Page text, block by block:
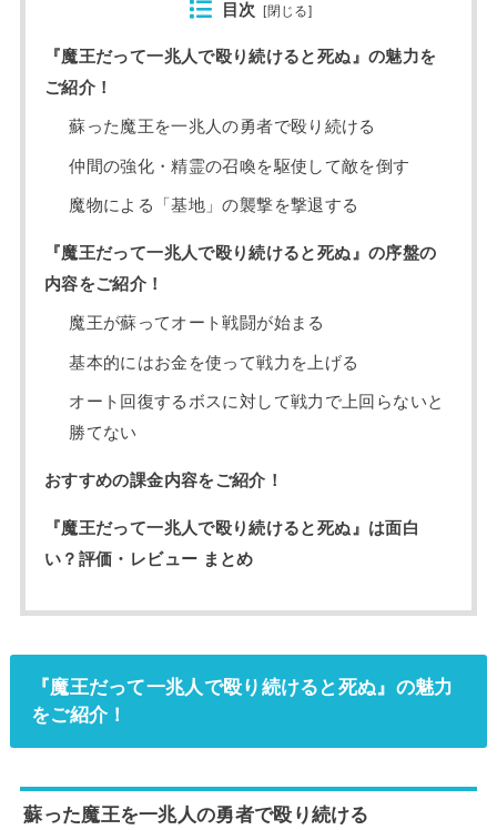
目次 [閉じる]
『魔王だって一兆人で殴り続けると死ぬ』の魅力を
ご紹介！
蘇った魔王を一兆人の勇者で殴り続ける
仲間の強化・精霊の召喚を駆使して敵を倒す
魔物による「基地」の襲撃を撃退する
『魔王だって一兆人で殴り続けると死ぬ』の序盤の
内容をご紹介！
魔王が蘇ってオート戦闘が始まる
基本的にはお金を使って戦力を上げる
オート回復するボスに対して戦力で上回らないと
勝てない
おすすめの課金内容をご紹介！
『魔王だって一兆人で殴り続けると死ぬ』は面白
い？評価・レビュー まとめ
『魔王だって一兆人で殴り続けると死ぬ』の魅力
をご紹介！
蘇った魔王を一兆人の勇者で殴り続ける